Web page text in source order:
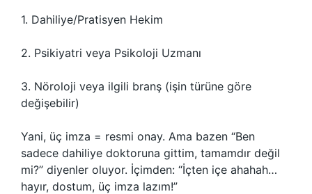
1. Dahiliye/Pratisyen Hekim
2. Psikiyatri veya Psikoloji Uzmanı
3. Nöroloji veya ilgili branş (işin türüne göre
değişebilir)
Yani, üç imza = resmi onay. Ama bazen “Ben
sadece dahiliye doktoruna gittim, tamamdır değil
mi?” diyenler oluyor. İçimden: “İçten içe ahahah…
hayır, dostum, üç imza lazım!”